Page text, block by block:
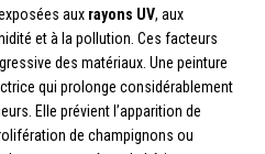
aux rayons UV, aux
et à la pollution. Ces facteurs
des matériaux. Une peinture
qui prolonge considérablement
Elle prévient l’apparition de
de champignons ou